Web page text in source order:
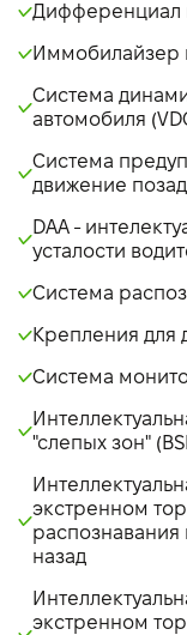
Дифференциал
Иммобилайзер
Система
автомобиля
Система
движение
DAA -
усталости
Система
Крепления для
Система
"слепых зон"
экстренном
распознавания
назад
экстренном